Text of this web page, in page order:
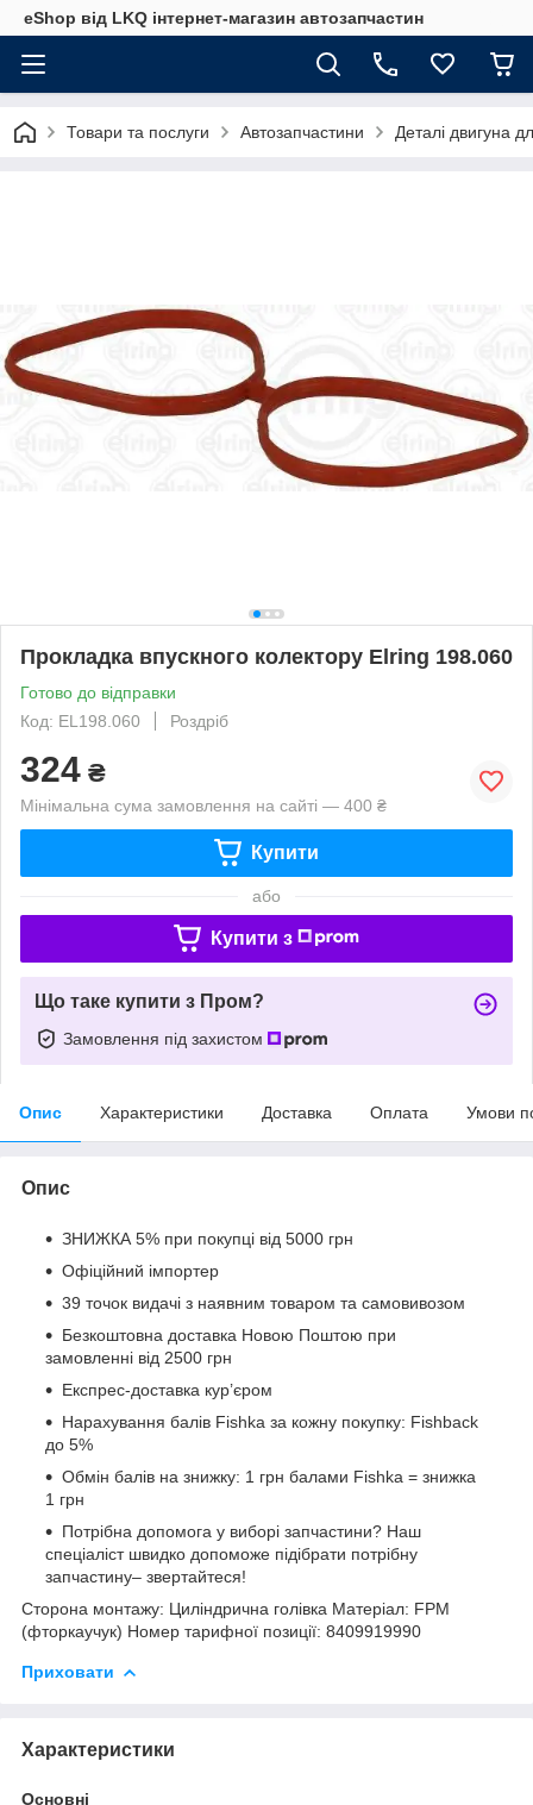
eShop від LKQ інтернет-магазин автозапчастин
Товари та послуги Автозапчастини Деталі двигуна
Прокладка впускного колектору Elring 198.060
Готово до відправки
Код: EL198.060
Роздріб
324 ₴
Мінімальна сума замовлення на сайті — 400 ₴
Купити
або
Купити з
Що таке купити з Пром?
Замовлення під захистом
Опис Характеристики Доставка Оплата Умови
Опис
ЗНИЖКА 5% при покупці від 5000 грн
Офіційний імпортер
39 точок видачі з наявним товаром та самовивозом
Безкоштовна доставка Новою Поштою при
замовленні від 2500 грн
Експрес-доставка кур’єром
Нарахування балів Fishka за кожну покупку: Fishback
до 5%
Обмін балів на знижку: 1 грн балами Fishka = знижка
1 грн
Потрібна допомога у виборі запчастини? Наш
спеціаліст швидко допоможе підібрати потрібну
запчастину– звертайтеся!
Сторона монтажу: Циліндрична голівка Матеріал: FPM
(фторкаучук) Номер тарифної позиції: 8409919990
Приховати
Характеристики
Основні